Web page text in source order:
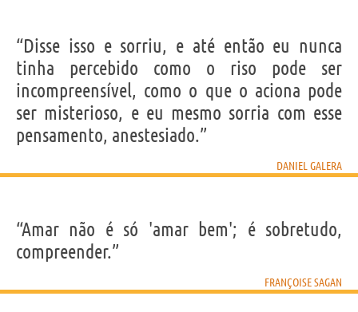
“Disse isso e sorriu, e até então eu nunca
tinha percebido como o riso pode ser
incompreensível, como o que o aciona pode
ser misterioso, e eu mesmo sorria com esse
pensamento, anestesiado.”
DANIEL GALERA
“Amar não é só 'amar bem'; é sobretudo,
compreender.”
FRANÇOISE SAGAN